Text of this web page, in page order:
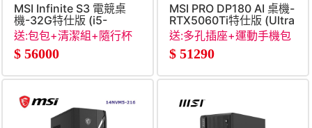
MSI Infinite S3 電競桌
機-32G特仕版 (i5-
14400F&#47;32G&#47;1T
SSD&#47;RTX5060-
8G&#47;Win11)
送:包包+清潔組+隨行杯
+RJ45轉接線
$ 56000
MSI PRO DP180 AI 桌機-
RTX5060Ti特仕版 (Ultra
5-
送:多孔插座+運動手機包
$ 51290